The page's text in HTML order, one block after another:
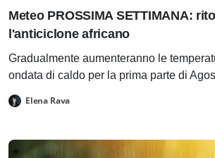
Meteo PROSSIMA SETTIMANA:
l'anticiclone africano
Gradualmente aumenteranno le
ondata di caldo per la prima parte di
Elena Rava